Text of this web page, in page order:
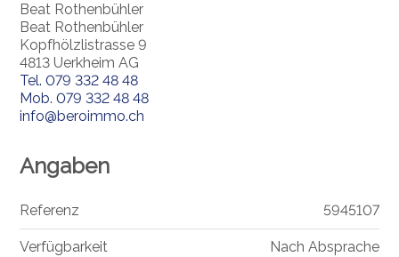
Beat Rothenbühler
Beat Rothenbühler
Kopfhölzlistrasse 9
4813 Uerkheim AG
Tel.079 332 48 48
Mob.079 332 48 48
info@beroimmo.ch
Angaben
Referenz 5945107
Verfügbarkeit Nach Absprache